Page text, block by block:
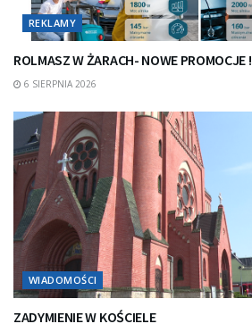
REKLAMY
ROLMASZ W ŻARACH- NOWE PROMOCJE !
6 SIERPNIA 2026
WIADOMOŚCI
ZADYMIENIE W KOŚCIELE